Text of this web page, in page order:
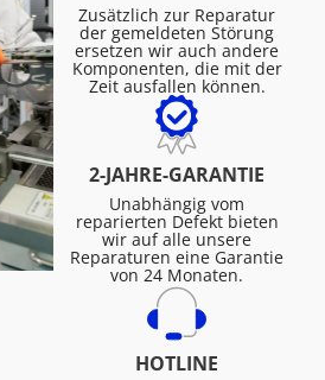
Zusätzlich zur Reparatur
der gemeldeten Störung
ersetzen wir auch andere
Komponenten, die mit der
Zeit ausfallen können.
2-JAHRE-GARANTIE
Unabhängig vom
reparierten Defekt bieten
wir auf alle unsere
Reparaturen eine Garantie
von 24 Monaten.
HOTLINE